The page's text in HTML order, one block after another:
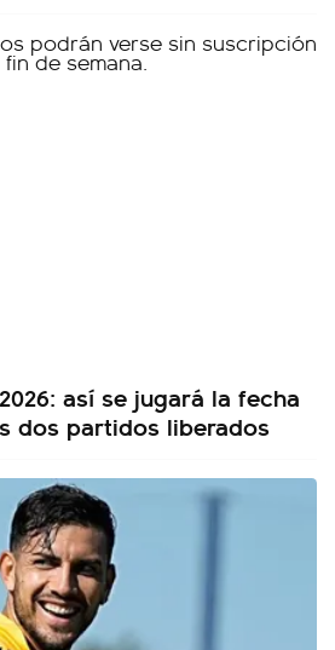
así se jugará la fecha
dos partidos liberados